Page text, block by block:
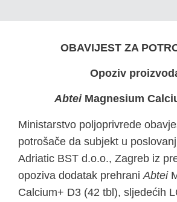
OBAVIJEST ZA
Opoziv
Abtei Magnesium
Ministarstvo poljoprivrede
potrošače da subjekt u
Adriatic BST d.o.o., Zagreb iz
opoziva dodatak prehrani Abtei
Calcium+ D3 (42 tbl), sljedećih